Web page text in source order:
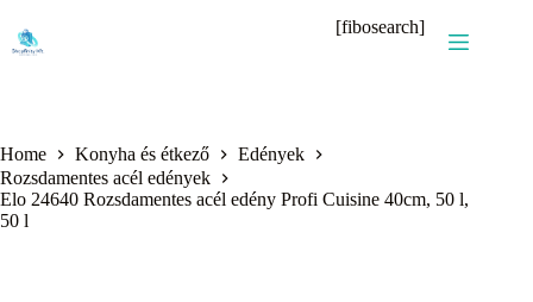
content
[fibosearch]
Home Konyha és étkező
Edények
Rozsdamentes acél edények
Elo 24640 Rozsdamentes acél edény Profi Cuisine 40cm, 50 l,
50 l